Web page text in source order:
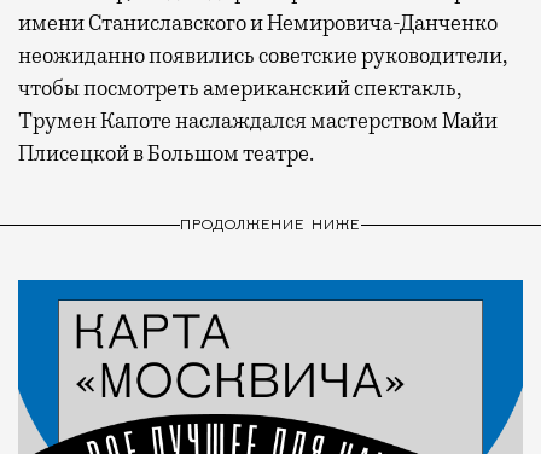
имени Станиславского и Немировича-Данченко
неожиданно появились советские руководители,
чтобы посмотреть американский спектакль,
Трумен Капоте наслаждался мастерством Майи
Плисецкой в Большом театре.
ПРОДОЛЖЕНИЕ НИЖЕ